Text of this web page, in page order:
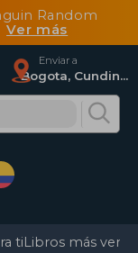
Random
Ver más
Enviar a
Bogota, Cundinamarca
tiLibros más